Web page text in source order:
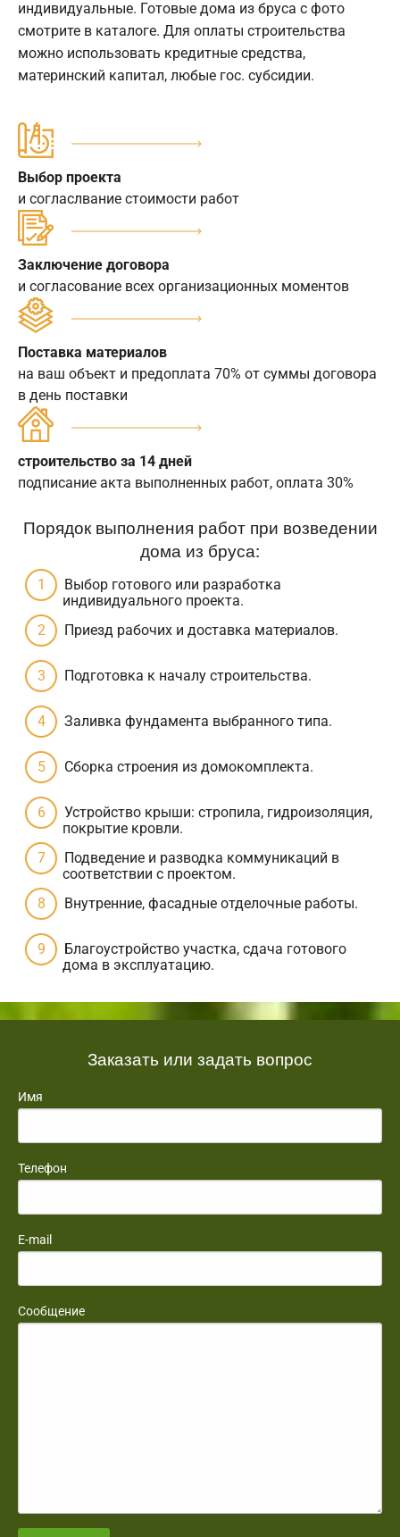
индивидуальные. Готовые дома из бруса с фото
смотрите в каталоге. Для оплаты строительства
можно использовать кредитные средства,
материнский капитал, любые гос. субсидии.
Выбор проекта
и согласлвание стоимости работ
Заключение договора
и согласование всех организационных моментов
Поставка материалов
на ваш объект и предоплата 70% от суммы договора
в день поставки
строительство за 14 дней
подписание акта выполненных работ, оплата 30%
Порядок выполнения работ при возведении
дома из бруса:
Выбор готового или разработка
индивидуального проекта.
Приезд рабочих и доставка материалов.
Подготовка к началу строительства.
Заливка фундамента выбранного типа.
Сборка строения из домокомплекта.
Устройство крыши: стропила, гидроизоляция,
покрытие кровли.
Подведение и разводка коммуникаций в
соответствии с проектом.
Внутренние, фасадные отделочные работы.
Благоустройство участка, сдача готового
дома в эксплуатацию.
Заказать или задать вопрос
Имя
Телефон
E-mail
Сообщение